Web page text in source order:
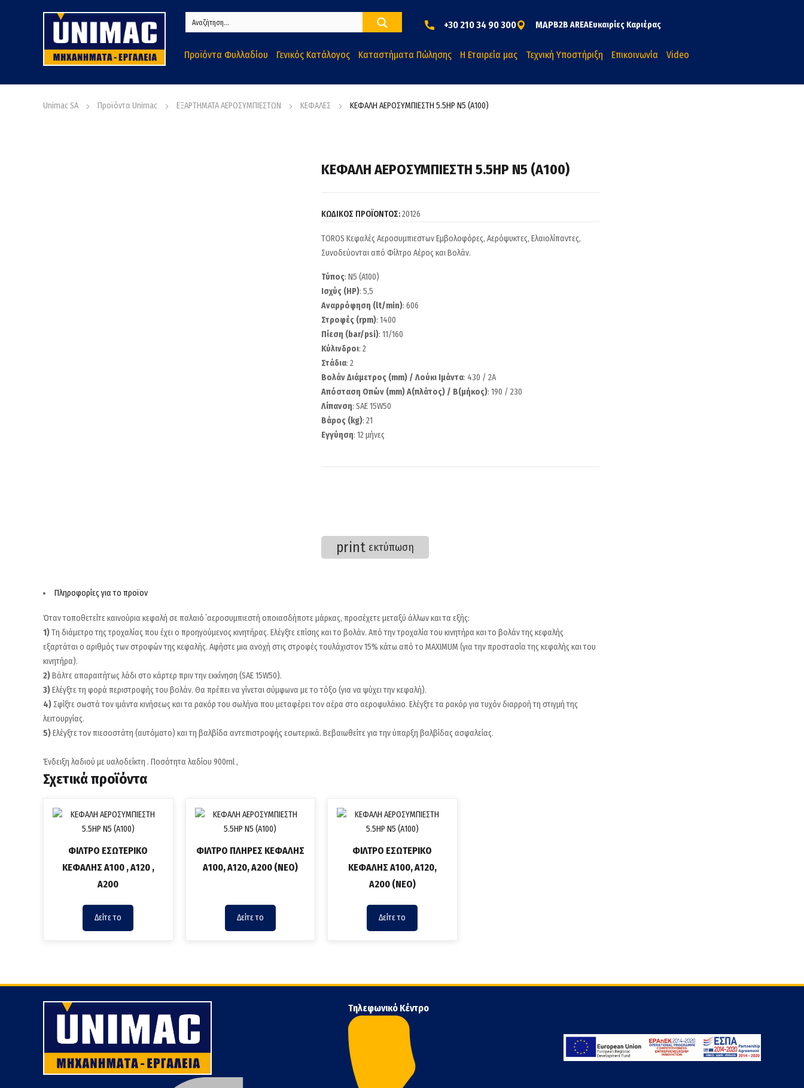
+30 210 34 90 300 MAPB2B AREAΕυκαιρίες Καριέρας
Προϊόντα Φυλλαδίου Γενικός Κατάλογος Καταστήματα Πώλησης Η Εταιρεία μας Τεχνική Υποστήριξη Επικοινωνία Video
Unimac SA Προϊόντα Unimac ΕΞΑΡΤΗΜΑΤΑ ΑΕΡΟΣΥΜΠΙΕΣΤΩΝ ΚΕΦΑΛΕΣ ΚΕΦΑΛΗ ΑΕΡΟΣΥΜΠΙΕΣΤΗ 5.5HP N5 (Α100)
ΚΕΦΑΛΗ ΑΕΡΟΣΥΜΠΙΕΣΤΗ 5.5HP N5 (Α100)
ΚΩΔΙΚΟΣ ΠΡΟΪΟΝΤΟΣ:20126
TOROS Κεφαλές Αεροσυμπιεστων Εμβολοφόρες, Αερόψυκτες, Ελαιολίπαντες,
Συνοδεύονται από Φίλτρο Αέρος και Βολάν.
Τύπος: N5 (A100)
Ισχύς (HP): 5,5
Αναρρόφηση (lt/min): 606
Στροφές (rpm): 1400
Πίεση (bar/psi): 11/160
Κύλινδροι: 2
Στάδια: 2
Βολάν Διάμετρος (mm) / Λούκι Ιμάντα: 430 / 2A
Απόσταση Οπών (mm) Α(πλάτος) / Β(μήκος): 190 / 230
Λίπανση: SAE 15W50
Βάρος (kg): 21
Εγγύηση: 12 μήνες
print εκτύπωση
Πληροφορίες για το προϊον
Όταν τοποθετείτε καινούρια κεφαλή σε παλαιό ΄αεροσυμπιεστή οποιασδήποτε μάρκας, προσέχετε μεταξύ άλλων και τα εξής:
1)Τη διάμετρο της τροχαλίας που έχει ο προηγούμενος κινητήρας. Ελέγξτε επίσης και το βολάν. Από την τροχαλία του κινητήρα και το βολάν της κεφαλής
εξαρτάται ο αριθμός των στροφών της κεφαλής. Αφήστε μια ανοχή στις στροφές τουλάχιστον 15% κάτω από το MAXIMUΜ (για την προστασία της κεφαλής και του
κινητήρα).
2)Βάλτε απαραιτήτως λάδι στο κάρτερ πριν την εκκίνηση (SAE 15W50).
3)Ελέγξτε τη φορά περιστροφής του βολάν. Θα πρέπει να γίνεται σύμφωνα με το τόξο (για να ψύχει την κεφαλή).
4) Σφίξτε σωστά τον ιμάντα κινήσεως και τα ρακόρ του σωλήνα που μεταφέρει τον αέρα στο αεροφυλάκιο. Ελέγξτε τα ρακόρ για τυχόν διαρροή τη στιγμή της
λειτουργίας.
5)Ελέγξτε τον πιεσοστάτη (αυτόματο) και τη βαλβίδα αντεπιστροφής εσωτερικά. Βεβαιωθείτε για την ύπαρξη βαλβίδας ασφαλείας.
Ένδειξη λαδιού με υαλοδείκτη . Ποσότητα λαδίου 900ml ,
Σχετικά προϊόντα
ΦΙΛΤΡΟ ΕΣΩΤΕΡΙΚΟ
ΚΕΦΑΛΗΣ Α100 , Α120 ,
A200
Δείτε το
ΦΙΛΤΡΟ ΠΛΗΡΕΣ ΚΕΦΑΛΗΣ
Α100, Α120, A200 (ΝΕΟ)
Δείτε το
ΦΙΛΤΡΟ ΕΣΩΤΕΡΙΚΟ
ΚΕΦΑΛΗΣ Α100, Α120,
A200 (ΝΕΟ)
Δείτε το
Τηλεφωνικό Κέντρο